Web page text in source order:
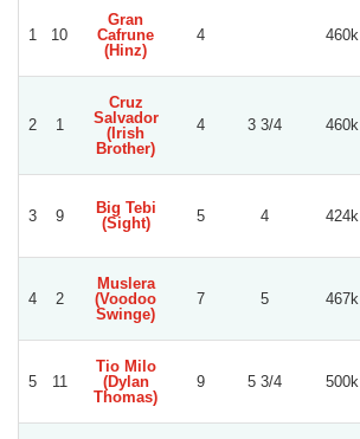
1 10
Gran
Cafrune
(Hinz)
4 460k
2 1
Cruz
Salvador
(Irish
Brother)
4 3 3/4 460k
3 9
Big Tebi
(Sight)
5 4 424k
4 2
Muslera
(Voodoo
Swinge)
7 5 467k
5 11
Tio Milo
(Dylan
Thomas)
9 5 3/4 500k